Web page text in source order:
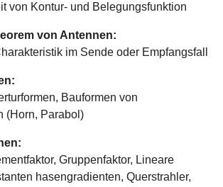
von Kontur- und Belegungsfunktion
von Antennen:
im Sende oder Empfangsfall
Bauformen von
(Horn, Parabol)
Gruppenfaktor, Lineare
hasengradienten, Querstrahler,